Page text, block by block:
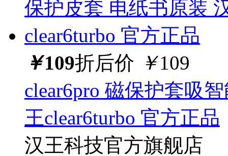
￥109折后价 ￥109
clear6pro 磁保护套吸
王clear6turbo 官方正品
汉王科技官方旗舰店